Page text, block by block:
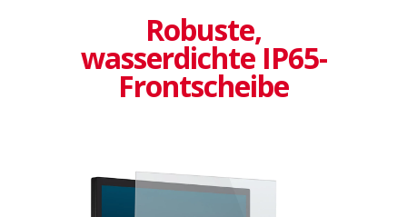
Robuste,
wasserdichte IP65-
Frontscheibe